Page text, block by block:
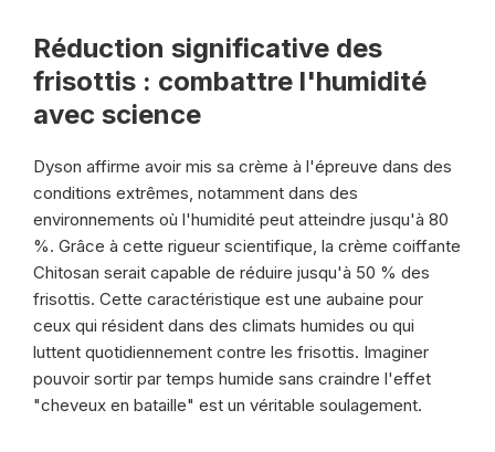
Réduction significative des
frisottis : combattre l'humidité
avec science
Dyson affirme avoir mis sa crème à l'épreuve dans des
conditions extrêmes, notamment dans des
environnements où l'humidité peut atteindre jusqu'à 80
%. Grâce à cette rigueur scientifique, la crème coiffante
Chitosan serait capable de réduire jusqu'à 50 % des
frisottis. Cette caractéristique est une aubaine pour
ceux qui résident dans des climats humides ou qui
luttent quotidiennement contre les frisottis. Imaginer
pouvoir sortir par temps humide sans craindre l'effet
"cheveux en bataille" est un véritable soulagement.